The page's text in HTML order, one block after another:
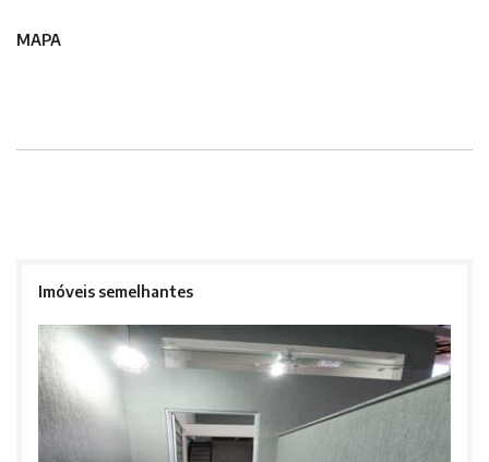
MAPA
Imóveis semelhantes